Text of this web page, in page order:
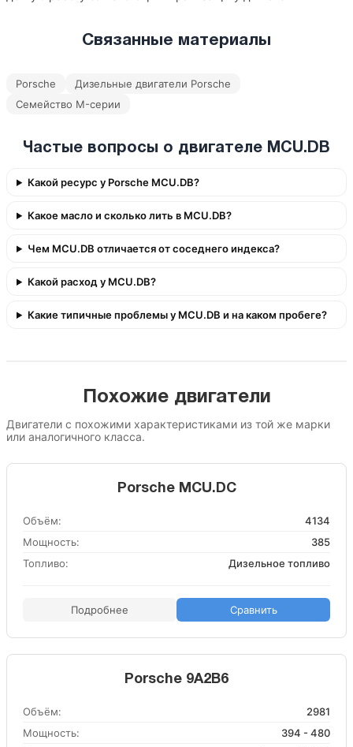
Связанные материалы
Porsche
Дизельные двигатели Porsche
Семейство M-серии
Частые вопросы о двигателе MCU.DB
Какой ресурс у Porsche MCU.DB?
Какое масло и сколько лить в MCU.DB?
Чем MCU.DB отличается от соседнего индекса?
Какой расход у MCU.DB?
Какие типичные проблемы у MCU.DB и на каком пробеге?
Похожие двигатели
Двигатели с похожими характеристиками из той же марки
или аналогичного класса.
Porsche MCU.DC
Объём:
4134
Мощность:
385
Топливо:
Дизельное топливо
Подробнее Сравнить
Porsche 9A2B6
Объём:
2981
Мощность:
394 - 480